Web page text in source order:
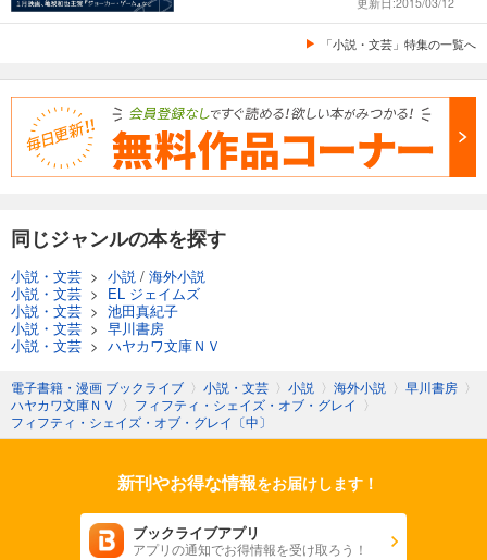
「小説・文芸」特集の一覧へ
同じジャンルの本を探す
小説・文芸 > 小説 / 海外小説
小説・文芸 > EL ジェイムズ
小説・文芸 > 池田真紀子
小説・文芸 > 早川書房
小説・文芸 > ハヤカワ文庫ＮＶ
電子書籍・漫画 ブックライブ 〉 小説・文芸 〉 小説 〉 海外小説 〉 早川書房 〉
ハヤカワ文庫ＮＶ
〉 フィフティ・シェイズ・オブ・グレイ 〉
フィフティ・シェイズ・オブ・グレイ〔中〕
新刊やお得な情報をお届けします！
ブックライブアプリ
アプリの通知でお得情報を受け取ろう！